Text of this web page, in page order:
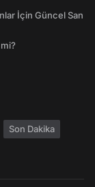
İçin Güncel San
Son Dakika